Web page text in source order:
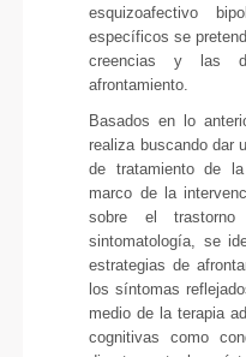
esquizoafectivo
específicos se
creencias y las
afrontamiento.
Basados en lo
realiza buscando dar
de tratamiento de
marco de la
sobre el
sintomatología, se
estrategias de
los síntomas
medio de la terapia
cognitivas como